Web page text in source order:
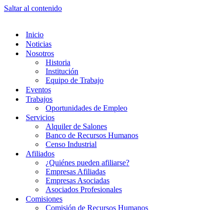
Saltar al contenido
Inicio
Noticias
Nosotros
Historia
Institución
Equipo de Trabajo
Eventos
Trabajos
Oportunidades de Empleo
Servicios
Alquiler de Salones
Banco de Recursos Humanos
Censo Industrial
Afiliados
¿Quiénes pueden afiliarse?
Empresas Afiliadas
Empresas Asociadas
Asociados Profesionales
Comisiones
Comisión de Recursos Humanos